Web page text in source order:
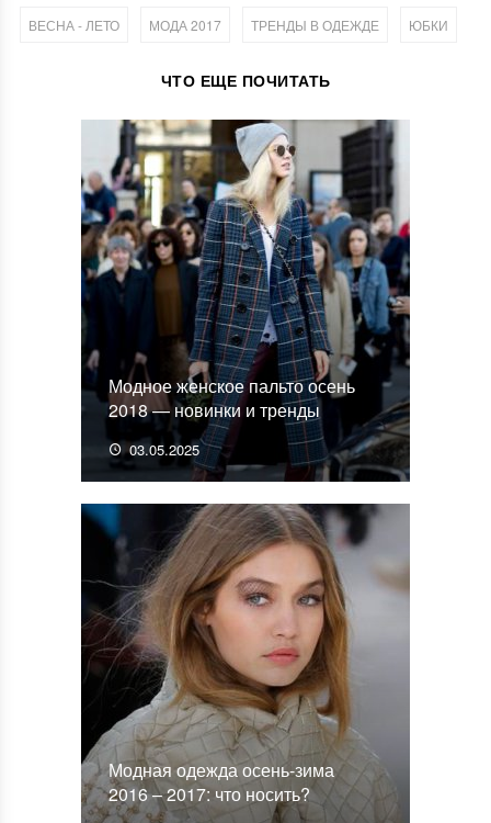
ВЕСНА - ЛЕТО МОДА 2017 ТРЕНДЫ В ОДЕЖДЕ ЮБКИ
ЧТО ЕЩЕ ПОЧИТАТЬ
Модное женское пальто осень
2018 — новинки и тренды
03.05.2025
Модная одежда осень-зима
2016 – 2017: что носить?